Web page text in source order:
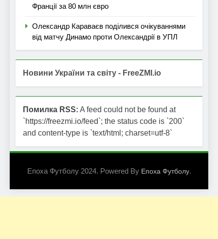
Франції за 80 млн євро
Олександр Караваєв поділився очікуваннями
від матчу Динамо проти Олександрії в УПЛ
Новини України та світу - FreeZMI.io
Помилка RSS: A feed could not be found at
`https://freezmi.io/feed`; the status code is `200`
and content-type is `text/html; charset=utf-8`
Епоха Футболу 2024. Powered By Епоха Футболу.